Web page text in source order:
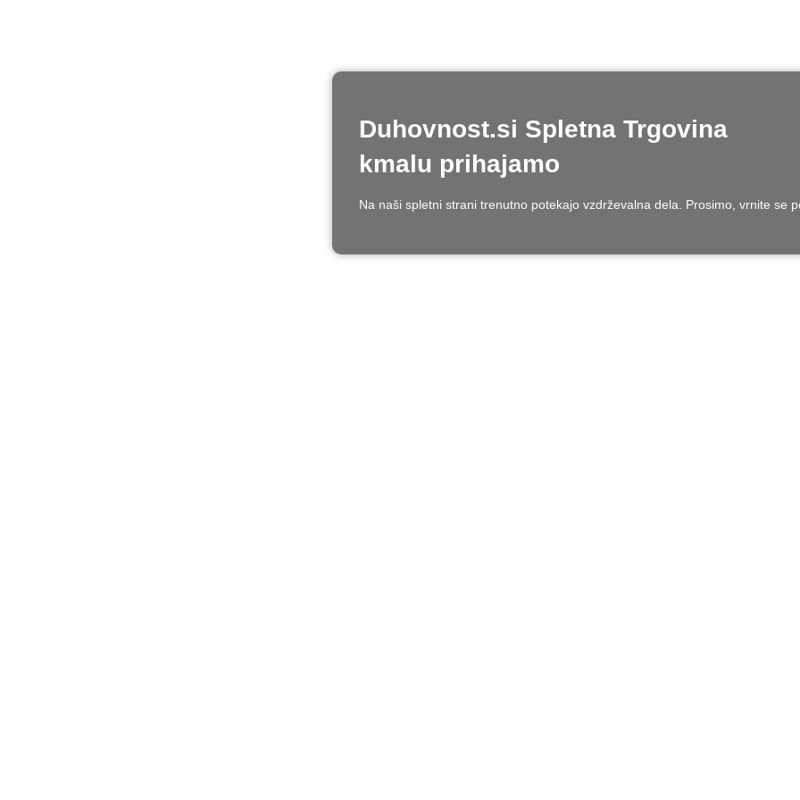
Duhovnost.si Spletna Trgovina
kmalu prihajamo
Na naši spletni strani trenutno potekajo vzdrževalna dela. Prosimo, vrnite se